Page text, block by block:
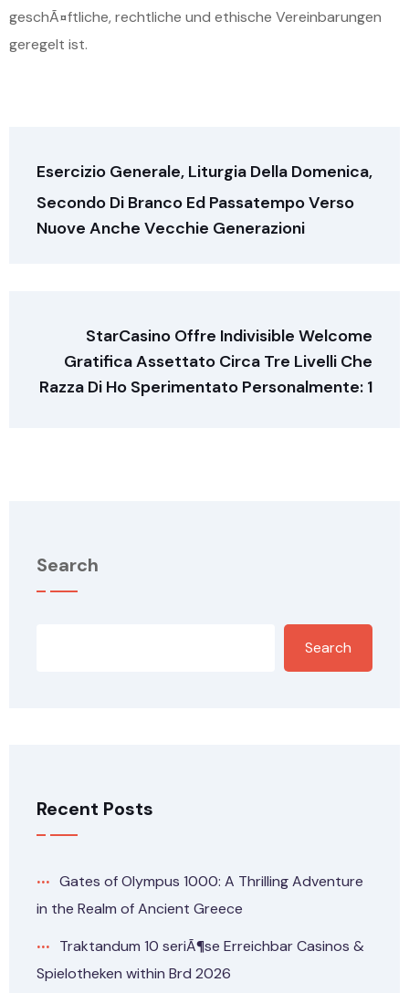
geschÃ¤ftliche, rechtliche und ethische Vereinbarungen
geregelt ist.
Esercizio Generale, Liturgia Della Domenica,
Secondo Di Branco Ed Passatempo Verso
Nuove Anche Vecchie Generazioni
StarCasino Offre Indivisible Welcome
Gratifica Assettato Circa Tre Livelli Che
Razza Di Ho Sperimentato Personalmente: 1
Search
Search
Recent Posts
Gates of Olympus 1000: A Thrilling Adventure
in the Realm of Ancient Greece
Traktandum 10 seriÃ¶se Erreichbar Casinos &
Spielotheken within Brd 2026